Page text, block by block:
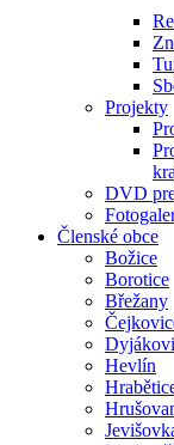
Projekty
DVD
Členské obce
Božice
Borotice
Břežany
Hevlín